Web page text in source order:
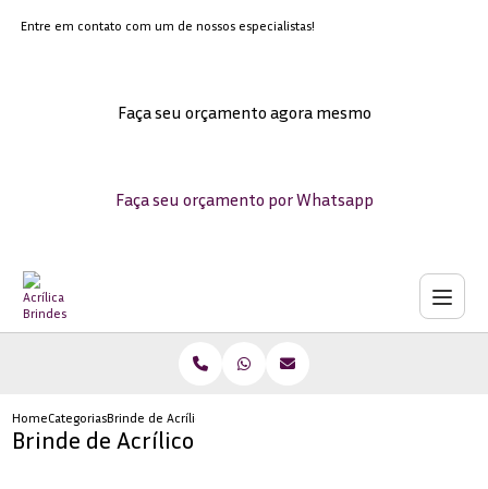
Entre em contato com um de nossos especialistas!
Faça seu orçamento agora mesmo
Faça seu orçamento por Whatsapp
HomeCategoriasBrinde de Acrílico
Brinde de Acrílico